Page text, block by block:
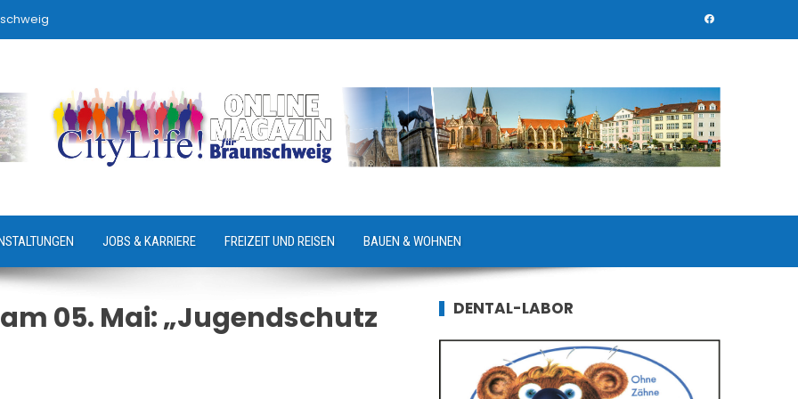
JOBS & KARRIERE FREIZEIT UND REISEN BAUEN & WOHNEN
05. Mai: „Jugendschutz
DENTAL-LABOR